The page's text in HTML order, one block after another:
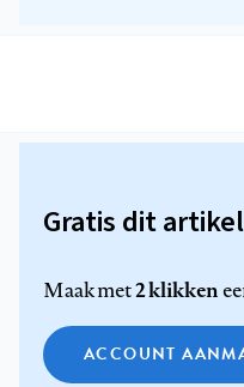
Gratis dit
Maak met2 klikken
ACCOUNT